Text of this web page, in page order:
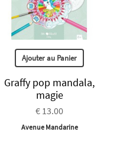
Ajouter au Panier
Graffy pop mandala,
magie
€ 13.00
Avenue Mandarine